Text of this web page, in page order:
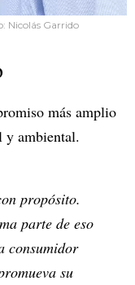
Nicolás Garrido
más amplio
y ambiental.
propósito.
parte de eso
consumidor
su